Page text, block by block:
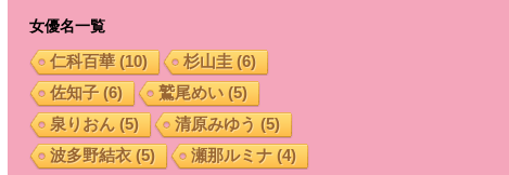
女優名一覧
仁科百華(10) 杉山圭(6)
佐知子(6) 鷲尾めい(5)
泉りおん (5) 清原みゆう (5)
波多野結衣(5) 瀬那ルミナ(4)